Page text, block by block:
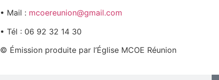
• Mail : mcoereunion@gmail.com
• Tél : 06 92 32 14 30
© Émission produite par l’Église MCOE Réunion